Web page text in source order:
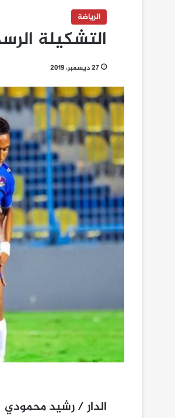
الرياضة
التشكيلة
27 ديسمبر، 2019
الدار / رشيد محمودي